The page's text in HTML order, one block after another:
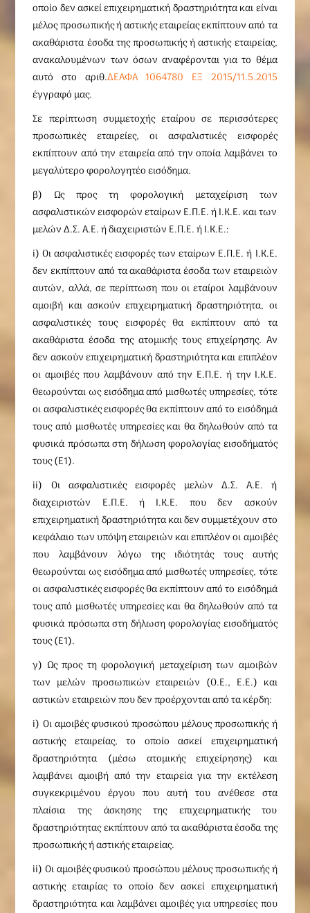
οποίο δεν ασκεί επιχειρηματική δραστηριότητα και είναι
μέλος προσωπικής ή αστικής εταιρείας εκπίπτουν από τα
ακαθάριστα έσοδα της προσωπικής ή αστικής εταιρείας,
ανακαλουμένων των όσων αναφέρονται για το θέμα
αυτό στο αριθ.ΔΕΑΦΑ 1064780 ΕΞ 2015/11.5.2015
έγγραφό μας.
Σε περίπτωση συμμετοχής εταίρου σε περισσότερες
προσωπικές εταιρείες, οι ασφαλιστικές εισφορές
εκπίπτουν από την εταιρεία από την οποία λαμβάνει το
μεγαλύτερο φορολογητέο εισόδημα.
β) Ως προς τη φορολογική μεταχείριση των
ασφαλιστικών εισφορών εταίρων Ε.Π.Ε. ή Ι.Κ.Ε. και των
μελών Δ.Σ. Α.Ε. ή διαχειριστών Ε.Π.Ε. ή Ι.Κ.Ε.:
i) Οι ασφαλιστικές εισφορές των εταίρων Ε.Π.Ε. ή Ι.Κ.Ε.
δεν εκπίπτουν από τα ακαθάριστα έσοδα των εταιρειών
αυτών, αλλά, σε περίπτωση που οι εταίροι λαμβάνουν
αμοιβή και ασκούν επιχειρηματική δραστηριότητα, οι
ασφαλιστικές τους εισφορές θα εκπίπτουν από τα
ακαθάριστα έσοδα της ατομικής τους επιχείρησης. Αν
δεν ασκούν επιχειρηματική δραστηριότητα και επιπλέον
οι αμοιβές που λαμβάνουν από την Ε.Π.Ε. ή την Ι.Κ.Ε.
θεωρούνται ως εισόδημα από μισθωτές υπηρεσίες, τότε
οι ασφαλιστικές εισφορές θα εκπίπτουν από το εισόδημά
τους από μισθωτές υπηρεσίες και θα δηλωθούν από τα
φυσικά πρόσωπα στη δήλωση φορολογίας εισοδήματός
τους (Ε1).
ii) Οι ασφαλιστικές εισφορές μελών Δ.Σ. Α.Ε. ή
διαχειριστών Ε.Π.Ε. ή Ι.Κ.Ε. που δεν ασκούν
επιχειρηματική δραστηριότητα και δεν συμμετέχουν στο
κεφάλαιο των υπόψη εταιρειών και επιπλέον οι αμοιβές
που λαμβάνουν λόγω της ιδιότητάς τους αυτής
θεωρούνται ως εισόδημα από μισθωτές υπηρεσίες, τότε
οι ασφαλιστικές εισφορές θα εκπίπτουν από το εισόδημά
τους από μισθωτές υπηρεσίες και θα δηλωθούν από τα
φυσικά πρόσωπα στη δήλωση φορολογίας εισοδήματός
τους (Ε1).
γ) Ως προς τη φορολογική μεταχείριση των αμοιβών
των μελών προσωπικών εταιρειών (Ο.Ε., Ε.Ε.) και
αστικών εταιρειών που δεν προέρχονται από τα κέρδη:
i) Οι αμοιβές φυσικού προσώπου μέλους προσωπικής ή
αστικής εταιρείας, το οποίο ασκεί επιχειρηματική
δραστηριότητα (μέσω ατομικής επιχείρησης) και
λαμβάνει αμοιβή από την εταιρεία για την εκτέλεση
συγκεκριμένου έργου που αυτή του ανέθεσε στα
πλαίσια της άσκησης της επιχειρηματικής του
δραστηριότητας εκπίπτουν από τα ακαθάριστα έσοδα της
προσωπικής ή αστικής εταιρείας.
ii) Οι αμοιβές φυσικού προσώπου μέλους προσωπικής ή
αστικής εταιρίας το οποίο δεν ασκεί επιχειρηματική
δραστηριότητα και λαμβάνει αμοιβές για υπηρεσίες που